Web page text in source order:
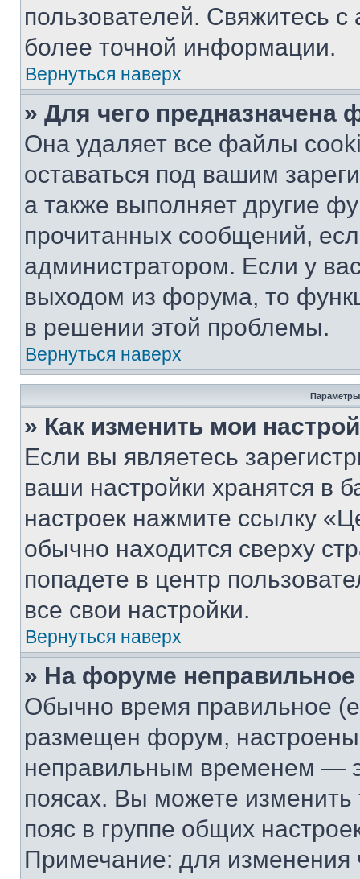
пользователей. Свяжитесь
более точной информации.
Вернуться наверх
» Для чего предназначена
Она удаляет все файлы
оставаться под вашим
а также выполняет другие
прочитанных сообщений,
администратором. Если у
выходом из форума, то
в решении этой проблемы.
Вернуться наверх
Параметры
» Как изменить мои
Если вы являетесь
ваши настройки хранятся в
настроек нажмите ссылку
обычно находится сверху
попадете в центр
все свои настройки.
Вернуться наверх
» На форуме
Обычно время правильное
размещен форум, настроены
неправильным временем —
поясах. Вы можете изменить
пояс в группе общих
Примечание: для изменения